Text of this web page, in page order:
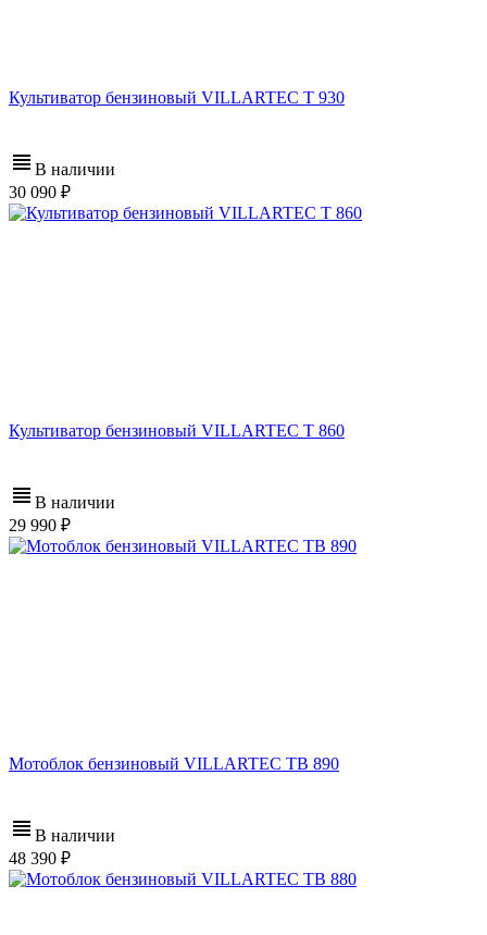
Культиватор бензиновый VILLARTEC T 930
В наличии
30 090
Культиватор бензиновый VILLARTEC T 860
В наличии
29 990
Мотоблок бензиновый VILLARTEC ТВ 890
В наличии
48 390